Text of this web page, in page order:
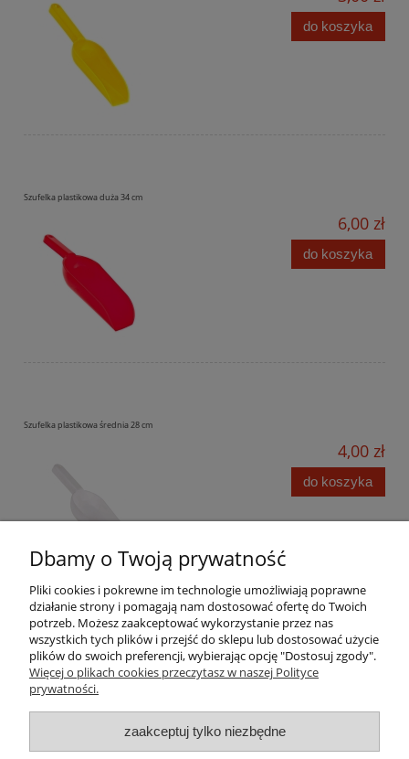
do koszyka
Szufelka plastikowa duża 34 cm
6,00 zł
do koszyka
Szufelka plastikowa średnia 28 cm
4,00 zł
do koszyka
Pomoc
Płatności i dostawa
Dbamy o Twoją prywatność
Pliki cookies i pokrewne im technologie umożliwiają poprawne
działanie strony i pomagają nam dostosować ofertę do Twoich
potrzeb. Możesz zaakceptować wykorzystanie przez nas
wszystkich tych plików i przejść do sklepu lub dostosować użycie
plików do swoich preferencji, wybierając opcję "Dostosuj zgody".
Więcej o plikach cookies przeczytasz w naszej Polityce
prywatności.
zaakceptuj tylko niezbędne